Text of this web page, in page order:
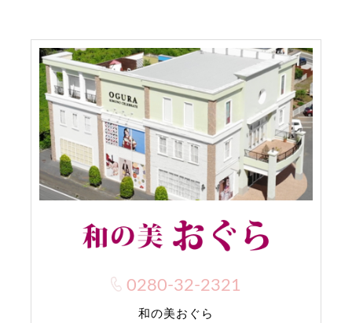
0280-32-2321
和の美おぐら